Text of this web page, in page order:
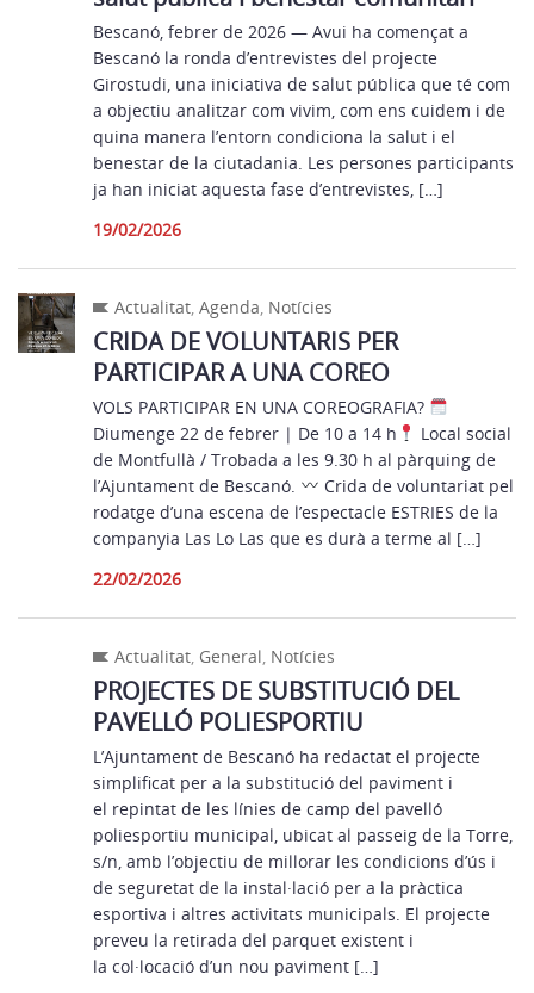
Bescanó, febrer de 2026 — Avui ha començat a
Bescanó la ronda d’entrevistes del projecte
Girostudi, una iniciativa de salut pública que té com
a objectiu analitzar com vivim, com ens cuidem i de
quina manera l’entorn condiciona la salut i el
benestar de la ciutadania. Les persones participants
ja han iniciat aquesta fase d’entrevistes, […]
19/02/2026
Actualitat,Agenda, Notícies
CRIDA DE VOLUNTARIS PER
PARTICIPAR A UNA COREO
VOLS PARTICIPAR EN UNA COREOGRAFIA?
Diumenge 22 de febrer | De 10 a 14 h
Local social
de Montfullà / Trobada a les 9.30 h al pàrquing de
l’Ajuntament de Bescanó.
Crida de voluntariat pel
rodatge d’una escena de l’espectacle ESTRIES de la
companyia Las Lo Las que es durà a terme al […]
22/02/2026
Actualitat, General, Notícies
PROJECTES DE SUBSTITUCIÓ DEL
PAVELLÓ POLIESPORTIU
L’Ajuntament de Bescanó ha redactat el projecte
simplificat per a la substitució del paviment i
el repintat de les línies de camp del pavelló
poliesportiu municipal, ubicat al passeig de la Torre,
s/n, amb l’objectiu de millorar les condicions d’ús i
de seguretat de la instal·lació per a la pràctica
esportiva i altres activitats municipals. El projecte
preveu la retirada del parquet existent i
la col·locació d’un nou paviment […]